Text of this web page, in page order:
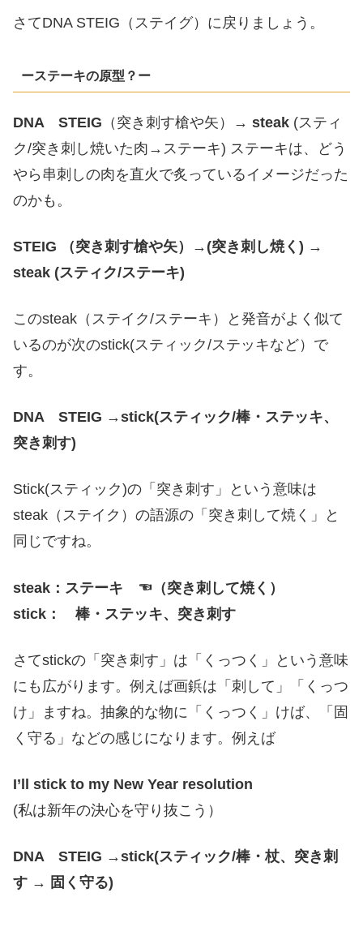
さてDNA STEIG（ステイグ）に戻りましょう。
ーステーキの原型？ー
DNA STEIG （突き刺す槍や矢）→ steak (スティ
ク/突き刺し焼いた肉→ステーキ) ステーキは、どう
やら串刺しの肉を直火で炙っているイメージだった
のかも。
STEIG （突き刺す槍や矢）→(突き刺し焼く) →
steak (スティク/ステーキ)
このsteak（ステイク/ステーキ）と発音がよく似て
いるのが次のstick(スティック/ステッキなど）で
す。
DNA STEIG →stick(スティック/棒・ステッキ、
突き刺す)
Stick(スティック)の「突き刺す」という意味は
steak（ステイク）の語源の「突き刺して焼く」と
同じですね。
steak：ステーキ ☜（突き刺して焼く）
stick： 棒・ステッキ、突き刺す
さてstickの「突き刺す」は「くっつく」という意味
にも広がります。例えば画鋲は「刺して」「くっつ
け」ますね。抽象的な物に「くっつく」けば、「固
く守る」などの感じになります。例えば
I’ll stick to my New Year resolution
(私は新年の決心を守り抜こう）
DNA STEIG →stick(スティック/棒・杖、突き刺
す → 固く守る)